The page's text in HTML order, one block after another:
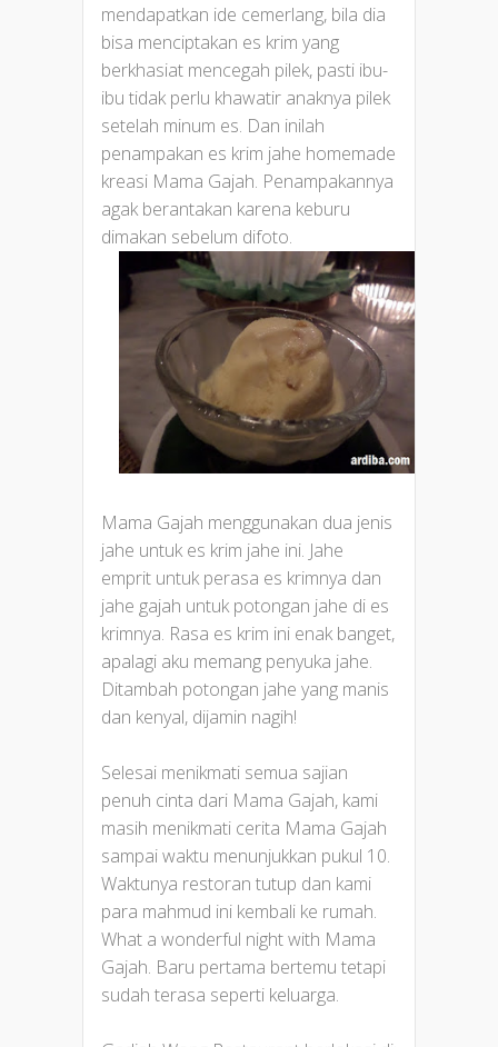
mendapatkan ide cemerlang, bila dia
bisa menciptakan es krim yang
berkhasiat mencegah pilek, pasti ibu-
ibu tidak perlu khawatir anaknya pilek
setelah minum es. Dan inilah
penampakan es krim jahe homemade
kreasi Mama Gajah. Penampakannya
agak berantakan karena keburu
dimakan sebelum difoto.
Mama Gajah menggunakan dua jenis
jahe untuk es krim jahe ini. Jahe
emprit untuk perasa es krimnya dan
jahe gajah untuk potongan jahe di es
krimnya. Rasa es krim ini enak banget,
apalagi aku memang penyuka jahe.
Ditambah potongan jahe yang manis
dan kenyal, dijamin nagih!
Selesai menikmati semua sajian
penuh cinta dari Mama Gajah, kami
masih menikmati cerita Mama Gajah
sampai waktu menunjukkan pukul 10.
Waktunya restoran tutup dan kami
para mahmud ini kembali ke rumah.
What a wonderful night with Mama
Gajah. Baru pertama bertemu tetapi
sudah terasa seperti keluarga.